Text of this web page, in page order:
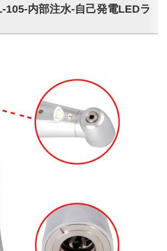
105-内部注水-自己発電LEDラ